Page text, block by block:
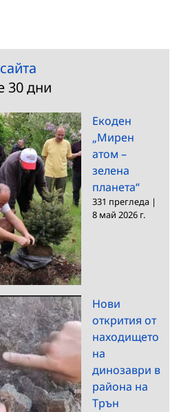
сайта
30 дни
Екоден
„Мирен
атом –
зелена
планета“
331 прегледа |
8 май 2026 г.
Нови
открития от
находището
на
динозаври в
района на
Трън